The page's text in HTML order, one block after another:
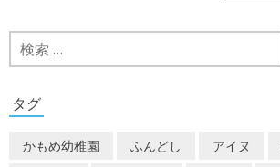
ビ
ゲ
ー
検
索:
タグ
かもめ幼稚園 ふんどし アイヌ